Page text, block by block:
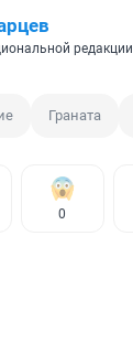
редакции
Граната
0